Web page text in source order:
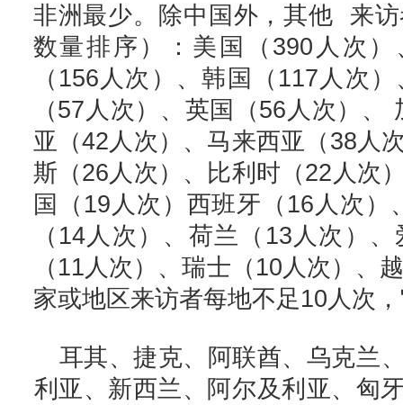
非洲最少。除中国外，其他 来
数量排序）：美国（390人次
（156人次）、韩国（117人次
（57人次）、英国（56人次）
亚（42人次）、马来西亚（38人
斯（26人次）、比利时（22人次
国（19人次）西班牙（16人次
（14人次）、荷兰（13人次）
（11人次）、瑞士（10人次）、
家或地区来访者每地不足10人次
耳其、捷克、阿联酋、乌克兰
利亚、新西兰、阿尔及利亚、匈